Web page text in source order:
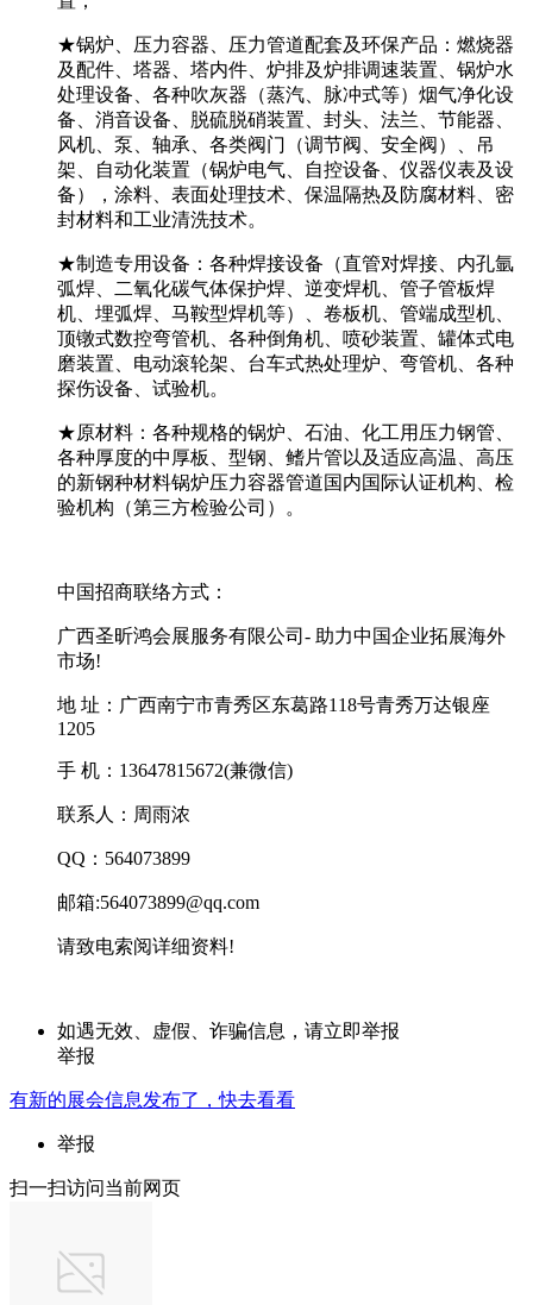
★锅炉、压力容器、压力管道配套及环保产品：燃烧器
及配件、塔器、塔内件、炉排及炉排调速装置、锅炉水
处理设备、各种吹灰器（蒸汽、脉冲式等）烟气净化设
备、消音设备、脱硫脱硝装置、封头、法兰、节能器、
风机、泵、轴承、各类阀门（调节阀、安全阀）、吊
架、自动化装置（锅炉电气、自控设备、仪器仪表及设
备），涂料、表面处理技术、保温隔热及防腐材料、密
封材料和工业清洗技术。
★制造专用设备：各种焊接设备（直管对焊接、内孔氩
弧焊、二氧化碳气体保护焊、逆变焊机、管子管板焊
机、埋弧焊、马鞍型焊机等）、卷板机、管端成型机、
顶镦式数控弯管机、各种倒角机、喷砂装置、罐体式电
磨装置、电动滚轮架、台车式热处理炉、弯管机、各种
探伤设备、试验机。
★原材料：各种规格的锅炉、石油、化工用压力钢管、
各种厚度的中厚板、型钢、鳍片管以及适应高温、高压
的新钢种材料锅炉压力容器管道国内国际认证机构、检
验机构（第三方检验公司）。
中国招商联络方式：
广西圣昕鸿会展服务有限公司- 助力中国企业拓展海外
市场!
地 址：广西南宁市青秀区东葛路118号青秀万达银座
1205
手 机：13647815672(兼微信)
联系人：周雨浓
QQ：564073899
邮箱:564073899@qq.com
请致电索阅详细资料!
如遇无效、虚假、诈骗信息，请立即举报
举报
有新的展会信息发布了，快去看看
举报
扫一扫访问当前网页